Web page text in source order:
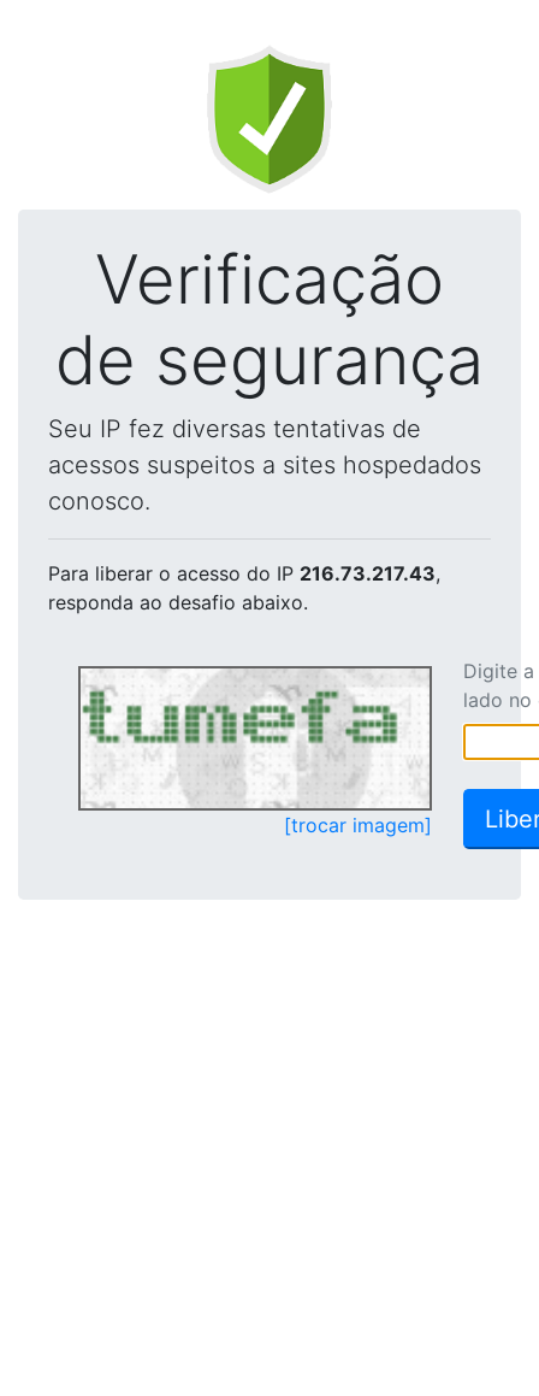
Verificação
de segurança
Seu IP fez diversas tentativas de
acessos suspeitos a sites hospedados
conosco.
Para liberar o acesso do IP 216.73.217.43,
responda ao desafio abaixo.
[trocar imagem]
Digite
lado no